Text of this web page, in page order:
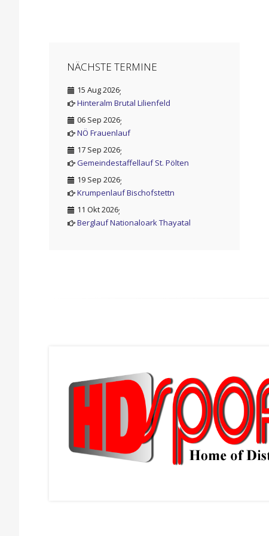
NÄCHSTE TERMINE
15 Aug 2026;
Hinteralm Brutal Lilienfeld
06 Sep 2026;
NÖ Frauenlauf
17 Sep 2026;
Gemeindestaffellauf St. Pölten
19 Sep 2026;
Krumpenlauf Bischofstettn
11 Okt 2026;
Berglauf Nationaloark Thayatal